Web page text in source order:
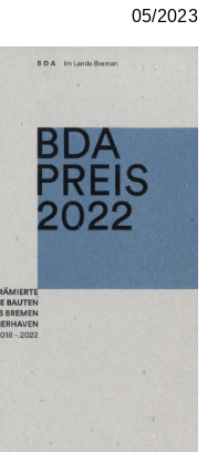
05/2023